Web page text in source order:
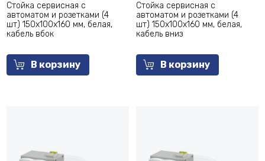
Стойка сервисная с
автоматом и розетками (4
шт) 150x100x160 мм, белая,
кабель вбок
В корзину
Стойка сервисная с
автоматом и розетками (4
шт) 150x100x160 мм, белая,
кабель вниз
В корзину